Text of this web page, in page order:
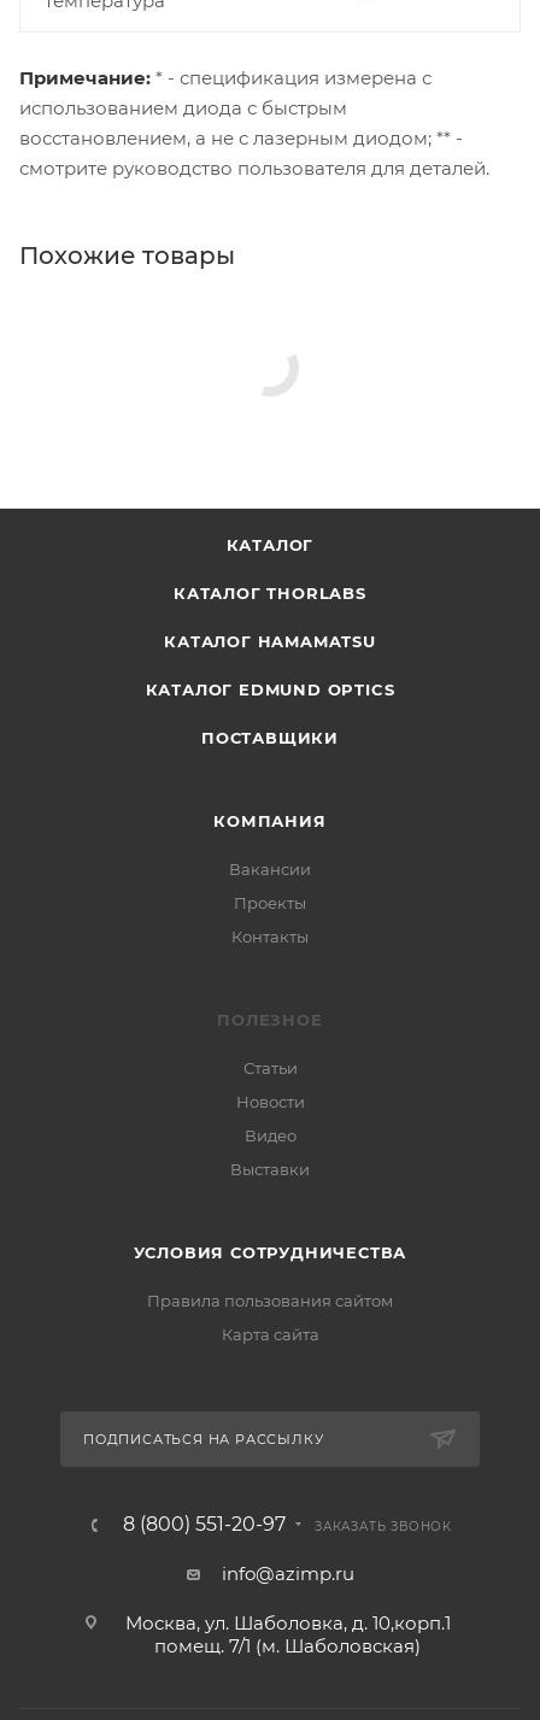
Примечание: * - спецификация измерена с
использованием диода с быстрым
восстановлением, а не с лазерным диодом; ** -
смотрите руководство пользователя для деталей.
Похожие товары
КАТАЛОГ
КАТАЛОГ THORLABS
КАТАЛОГ HAMAMATSU
КАТАЛОГ EDMUND OPTICS
ПОСТАВЩИКИ
КОМПАНИЯ
Вакансии
Проекты
Контакты
ПОЛЕЗНОЕ
Статьи
Новости
Видео
Выставки
УСЛОВИЯ СОТРУДНИЧЕСТВА
Правила пользования сайтом
Карта сайта
ПОДПИСАТЬСЯ НА РАССЫЛКУ
8 (800) 551-20-97 ЗАКАЗАТЬ ЗВОНОК
info@azimp.ru
Москва, ул. Шаболовка, д. 10,корп.1
помещ. 7/1 (м. Шаболовская)